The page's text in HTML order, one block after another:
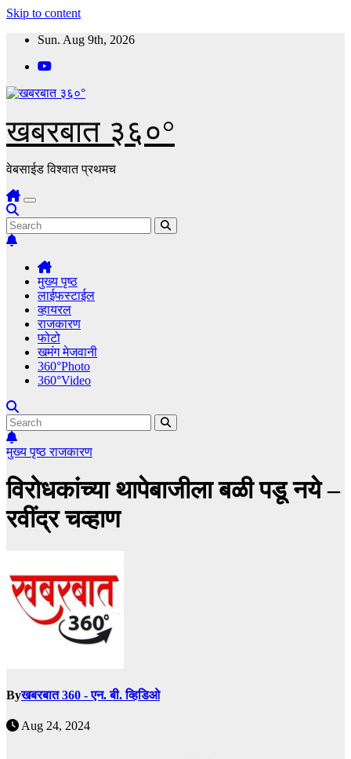
Skip to content
Sun. Aug 9th, 2026
खबरबात ३६०°
वेबसाईड विश्वात प्रथमच
मुख्य पृष्ठ
लाईफस्टाईल
व्हायरल
राजकारण
फोटो
खमंग मेजवानी
360°Photo
360°Video
मुख्य पृष्ठराजकारण
विरोधकांच्या थापेबाजीला बळी पडू नये –
रवींद्र चव्हाण
Byखबरबात 360 - एन. बी. व्हिडिओ
Aug 24, 2024